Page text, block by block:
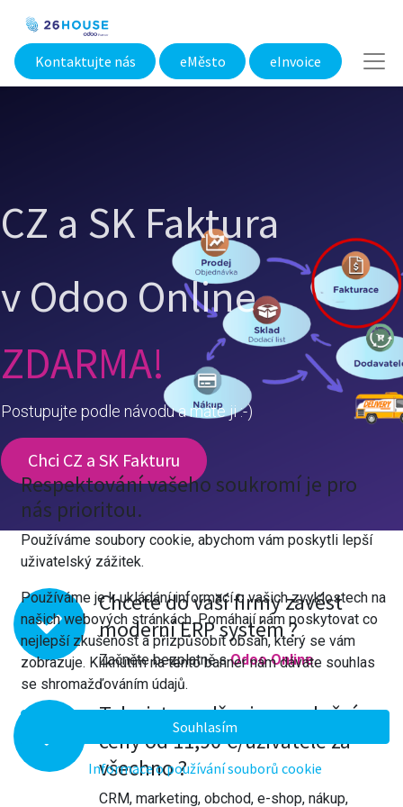
Kontaktujte nás eMěsto​ eInvoice
CZ a SK Faktura
v Odoo ​ Online
ZDARMA!
Postupujte podle návodu a máte ji :-)
Chci CZ a SK Fakturu
Chcete do vaší firmy zavést
moderní ERP systém ?
Začněte bezplatně sOdoo Online.
Taky jste nadšeni z revoluční
ceny od 11,90 €/uživatele za
všechno ?
CRM, marketing, obchod, e-shop, nákup,
Respektování vašeho soukromí je pro
nás prioritou.
Používáme soubory cookie, abychom vám poskytli lepší
uživatelský zážitek.
Používáme je k ukládání informací o vašich zvyklostech na
našich webových stránkách. Pomáhají nám poskytovat co
nejlepší zkušenost a přizpůsobit obsah, který se vám
zobrazuje. Kliknutím na tento banner nám dáváte souhlas
se shromažďováním údajů.
Souhlasím
Informace o používání souborů cookie